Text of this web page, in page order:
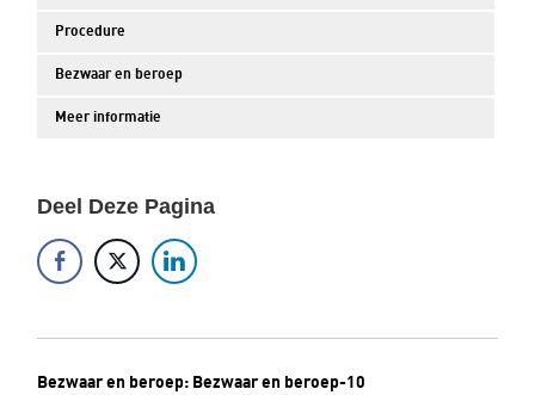
Procedure
Bezwaar en beroep
Meer informatie
Deel Deze Pagina
Bezwaar en beroep: Bezwaar en beroep-10